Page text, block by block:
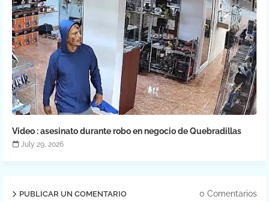
Video : asesinato durante robo en negocio de Quebradillas
July 29, 2026
PUBLICAR UN COMENTARIO 0 Comentarios